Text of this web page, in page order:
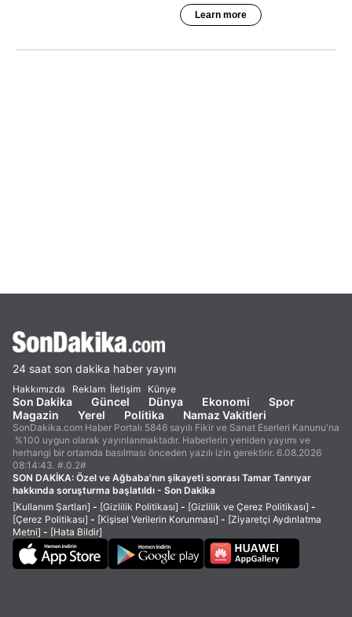
24 saat son dakika haber yayını
Hakkımızda Reklam İletişim Künye
Son Dakika Güncel Dünya Ekonomi
Spor
Magazin
Yerel Politika Namaz Vakitleri
SonDakika.com Haber Portalı 5846 sayılı Fikir ve Sanat Eserleri Kanunu'na
%100 uygun olarak yayınlanmaktadır. Haberlerin yeniden yayımı ve
herhangi bir ortamda basılması önceden yazılı izin gerektirir. 6.08.2026
08:14:43. #.0.2#
SON DAKİKA: Özel ve Ağbaba'nın şikayeti sonrası Tamar Tanrıyar
hakkında soruşturma başlatıldı - Son Dakika
[Kullanım Şartları] - [Gizlilik Politikası] - [Gizlilik ve Çerez Politikası] -
[Çerez Politikası] - [Kişisel Verilerin Korunması] - [Ziyaretçi Aydınlatma
Metni] - [Hata Bildir]